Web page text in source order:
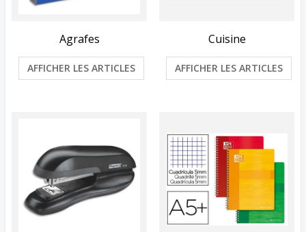
Agrafes
AFFICHER LES ARTICLES
Cuisine
AFFICHER LES ARTICLES